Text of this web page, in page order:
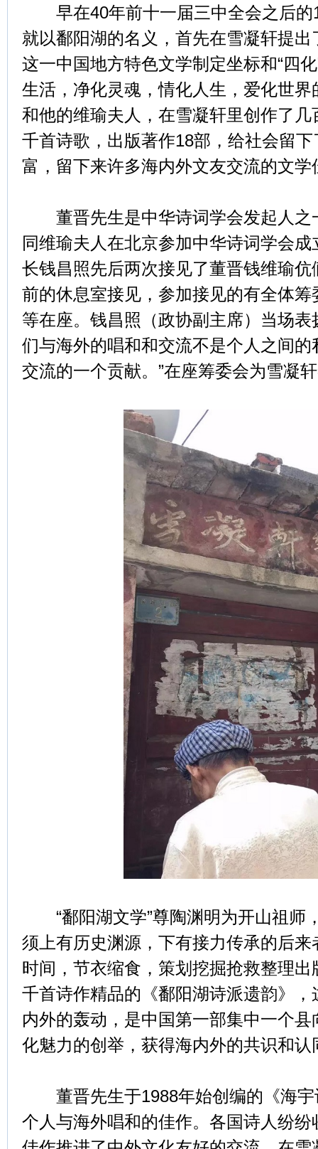
早在40年前十一届三中全会之后的
就以鄱阳湖的名义，首先在雪凝轩提出
这一中国地方特色文学制定坐标和“四
生活，净化灵魂，情化人生，爱化世
和他的维瑜夫人，在雪凝轩里创作了
千首诗歌，出版著作18部，给社会留
富，留下来许多海内外文友交流的文学
董晋先生是中华诗词学会发起人之
同维瑜夫人在北京参加中华诗词学会
长钱昌照先后两次接见了董晋钱维瑜
前的休息室接见，参加接见的有全体
等在座。钱昌照（政协副主席）当场表
们与海外的唱和和交流不是个人之间
交流的一个贡献。”在座筹委会为雪凝
“鄱阳湖文学”尊陶渊明为开山祖师
须上有历史渊源，下有接力传承的后
时间，节衣缩食，策划挖掘抢救整理
千首诗作精品的《鄱阳湖诗派遗韵》
内外的轰动，是中国第一部集中一个
化魅力的创举，获得海内外的共识和认
董晋先生于1988年始创编的《海宇
个人与海外唱和的佳作。各国诗人纷